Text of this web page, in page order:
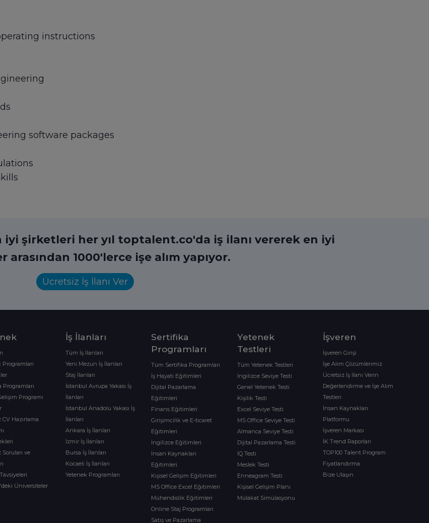
instructions
software packages
şirketleri her yıl toptalent.co'da iş ilanı vererek en iyi
arasından 1000'lerce işe alım yapıyor.
Ücretsiz İş İlanı Ver
Programları
Programları
Programı
CV Hazırlama
ve
Üniversiteler
İş İlanları
Tüm İş İlanları
Yeni Mezun İş İlanları
Staj İlanları
İstanbul Avrupa Yakası İş
İlanları
İstanbul Anadolu Yakası İş
İlanları
Ankara İş İlanları
İzmir İş İlanları
Bursa İş İlanları
Kocaeli İş İlanları
Yetenek Programları
Sertifika
Programları
Tüm Sertifika Programları
İş Hayatı Eğitimleri
Dijital Pazarlama
Eğitimleri
Finans Eğitimleri
Girişimcilik ve E-ticaret
Eğitimleri
İngilizce Eğitimleri
İnsan Kaynakları
Eğitimleri
Kişisel Gelişim Eğitimleri
MS Office Excel Eğitimleri
Mühendislik Eğitimleri
Online Staj Programları
Satış ve Pazarlama
Yetenek
Testleri
Tüm Yetenek Testleri
İngilizce Seviye Testi
Genel Yetenek Testi
Kişilik Testi
Excel Seviye Testi
MS Office Seviye Testi
Almanca Seviye Testi
Dijital Pazarlama Testi
IQ Testi
Meslek Testi
Enneagram Testi
Kişisel Gelişim Planı
Mülakat Simülasyonu
İşveren
İşveren Girişi
İşe Alım Çözümlerimiz
Ücretsiz İş İlanı Verin
Değerlendirme ve İşe Alım
Testleri
İnsan Kaynakları
Platformu
İşveren Markası
İK Trend Raporları
TOP100 Talent Program
Fiyatlandırma
Bize Ulaşın